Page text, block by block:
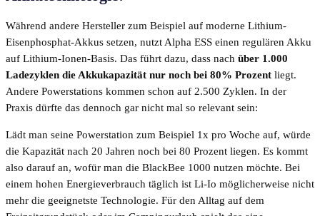
Während andere Hersteller zum Beispiel auf moderne Lithium-
Eisenphosphat-Akkus setzen, nutzt Alpha ESS einen regulären Akku
auf Lithium-Ionen-Basis. Das führt dazu, dass nach über 1.000
Ladezyklen die Akkukapazität nur noch bei 80% Prozent liegt.
Andere Powerstations kommen schon auf 2.500 Zyklen. In der
Praxis dürfte das dennoch gar nicht mal so relevant sein:
Lädt man seine Powerstation zum Beispiel 1x pro Woche auf, würde
die Kapazität nach 20 Jahren noch bei 80 Prozent liegen. Es kommt
also darauf an, wofür man die BlackBee 1000 nutzen möchte. Bei
einem hohen Energieverbrauch täglich ist Li-Io möglicherweise nicht
mehr die geeignetste Technologie. Für den Alltag auf dem